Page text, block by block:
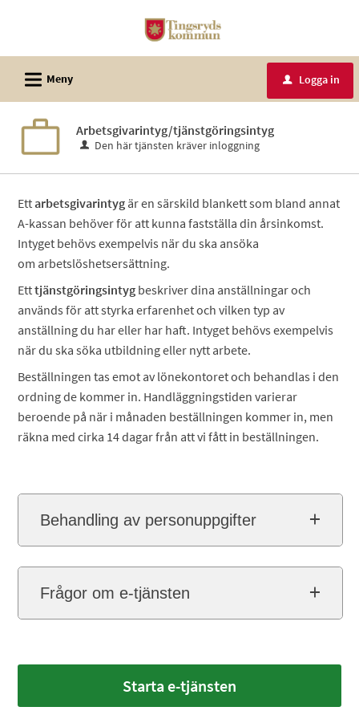
e-
tjänster
-
Tingsryds
L Meny u Logga in
Arbetsgivarintyg/tjänstgöringsintyg
Den här tjänsten kräver inloggning
Ett arbetsgivarintyg är en särskild blankett som bland annat
A-kassan behöver för att kunna fastställa din årsinkomst.
Intyget behövs exempelvis när du ska ansöka
om arbetslöshetsersättning.
Etttjänstgöringsintyg beskriver dina anställningar och
används för att styrka erfarenhet och vilken typ av
anställning du har eller har haft. Intyget behövs exempelvis
när du ska söka utbildning eller nytt arbete.
Beställningen tas emot av lönekontoret och behandlas i den
ordning de kommer in. Handläggningstiden varierar
beroende på när i månaden beställningen kommer in, men
räkna med cirka 14 dagar från att vi fått in beställningen.
Behandling av personuppgifter
Frågor om e-tjänsten
Starta e-tjänsten